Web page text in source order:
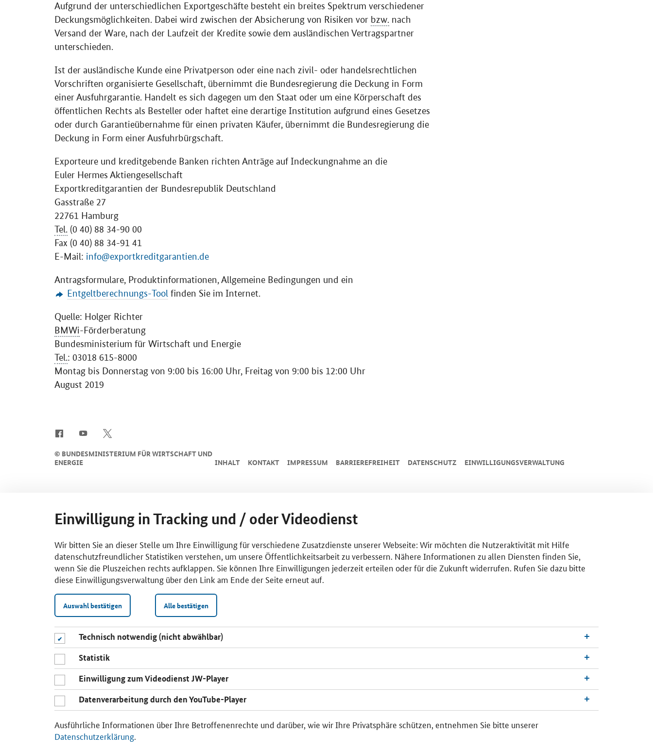
Aufgrund der unterschiedlichen Exportgeschäfte besteht ein breites Spektrum verschiedener
Deckungsmöglichkeiten. Dabei wird zwischen der Absicherung von Risiken vor bzw. nach
Versand der Ware, nach der Laufzeit der Kredite sowie dem ausländischen Vertragspartner
unterschieden.
Ist der ausländische Kunde eine Privatperson oder eine nach zivil- oder handelsrechtlichen
Vorschriften organisierte Gesellschaft, übernimmt die Bundesregierung die Deckung in Form
einer Ausfuhrgarantie. Handelt es sich dagegen um den Staat oder um eine Körperschaft des
öffentlichen Rechts als Besteller oder haftet eine derartige Institution aufgrund eines Gesetzes
oder durch Garantieübernahme für einen privaten Käufer, übernimmt die Bundesregierung die
Deckung in Form einer Ausfuhrbürgschaft.
Exporteure und kreditgebende Banken richten Anträge auf Indeckungnahme an die
Euler Hermes Aktiengesellschaft
Exportkreditgarantien der Bundesrepublik Deutschland
Gasstraße 27
22761 Hamburg
Tel. (0 40) 88 34-90 00
Fax (0 40) 88 34-91 41
E-Mail: info@exportkreditgarantien.de
Antragsformulare, Produktinformationen, Allgemeine Bedingungen und ein
Entgeltberechnungs-Tool finden Sie im Internet.
Quelle: Holger Richter
BMWi-Förderberatung
Bundesministerium für Wirtschaft und Energie
Tel.: 03018 615-8000
Montag bis Donnerstag von 9:00 bis 16:00 Uhr, Freitag von 9:00 bis 12:00 Uhr
August 2019
© BUNDESMINISTERIUM FÜR WIRTSCHAFT UND
ENERGIE
INHALT KONTAKT IMPRESSUM BARRIEREFREIHEIT DATENSCHUTZ EINWILLIGUNGSVERWALTUNG
Einwilligung in Tracking und / oder Videodienst
Wir bitten Sie an dieser Stelle um Ihre Einwilligung für verschiedene Zusatzdienste unserer Webseite: Wir möchten die Nutzeraktivität mit Hilfe
datenschutzfreundlicher Statistiken verstehen, um unsere Öffentlichkeitsarbeit zu verbessern. Nähere Informationen zu allen Diensten finden Sie,
wenn Sie die Pluszeichen rechts aufklappen. Sie können Ihre Einwilligungen jederzeit erteilen oder für die Zukunft widerrufen. Rufen Sie dazu bitte
diese Einwilligungsverwaltung über den Link am Ende der Seite erneut auf.
Auswahl bestätigen Alle bestätigen
Technisch notwendig (nicht abwählbar)
Statistik
Einwilligung zum Videodienst JW-Player
Datenverarbeitung durch den YouTube-Player
Ausführliche Informationen über Ihre Betroffenenrechte und darüber, wie wir Ihre Privatsphäre schützen, entnehmen Sie bitte unserer
Datenschutzerklärung.